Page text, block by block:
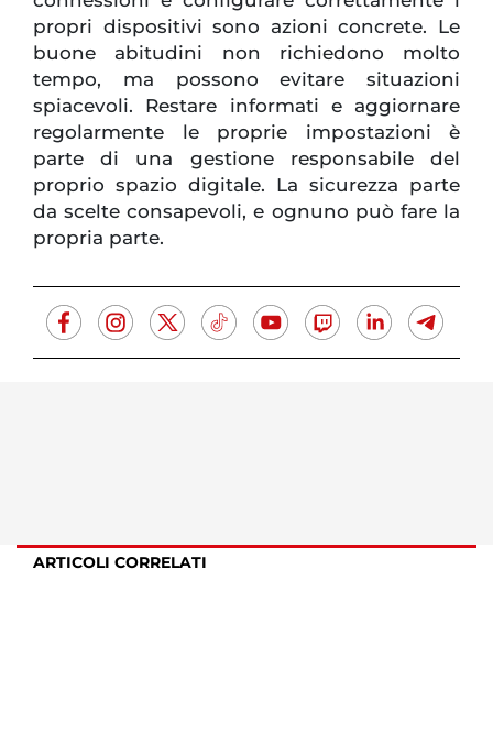
propri dispositivi sono azioni concrete. Le
buone abitudini non richiedono molto
tempo, ma possono evitare situazioni
spiacevoli. Restare informati e aggiornare
regolarmente le proprie impostazioni è
parte di una gestione responsabile del
proprio spazio digitale. La sicurezza parte
da scelte consapevoli, e ognuno può fare la
propria parte.
ARTICOLI CORRELATI